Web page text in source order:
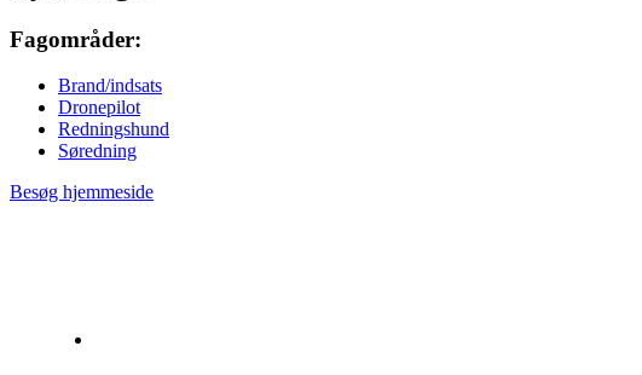
Fagområder:
Brand/indsats
Dronepilot
Redningshund
Søredning
Besøg hjemmeside